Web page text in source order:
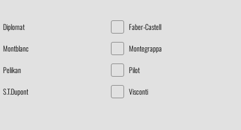
Diplomat Faber-Castell
Montblanc Montegrappa
Pelikan Pilot
S.T.Dupont Visconti